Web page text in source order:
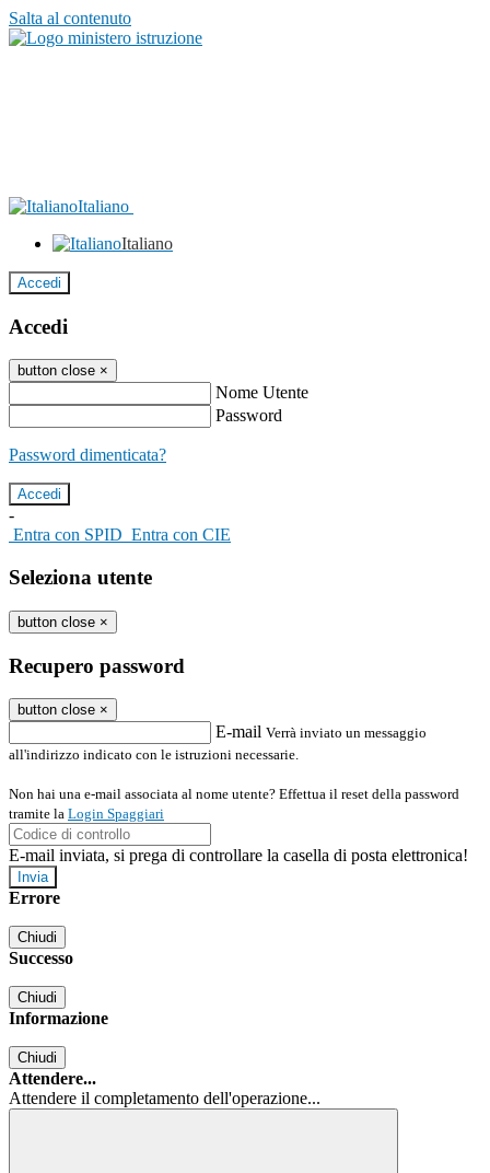
Salta al contenuto
Italiano
Italiano
Accedi
Accedi
button close ×
Nome Utente
Password
Password dimenticata?
-
Entra con SPID Entra con CIE
Seleziona utente
button close ×
Recupero password
button close ×
E-mail Verrà inviato un messaggio
all'indirizzo indicato con le istruzioni necessarie.
Non hai una e-mail associata al nome utente? Effettua il reset della password
tramite la Login Spaggiari
E-mail inviata, si prega di controllare la casella di posta elettronica!
Errore
Chiudi
Successo
Chiudi
Informazione
Chiudi
Attendere...
Attendere il completamento dell'operazione...